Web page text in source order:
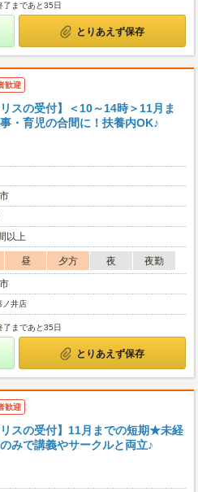
了まであと35日
とりあえず保存
歓迎
リスの受付】＜10～14時＞11月ま
・育児の合間に！扶養内OK♪
以上
昼 夕方 夜
夜勤
ノ井店
了まであと35日
とりあえず保存
歓迎
リスの受付】11月までの短期★未経
みで講義やサークルと両立♪